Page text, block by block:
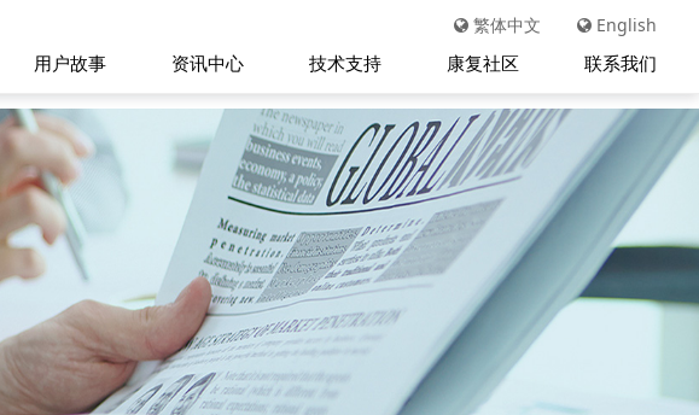
繁体中文 English
用户故事 资讯中心 技术支持 康复社区 联系我们